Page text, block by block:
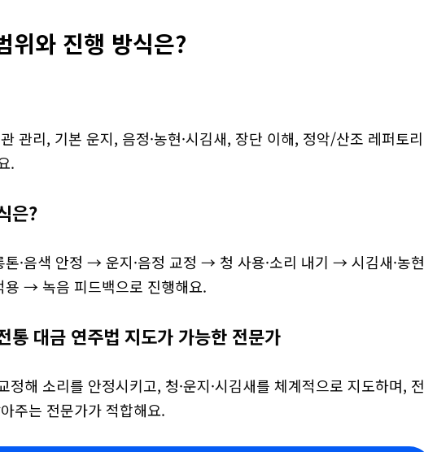
위와 진행 방식은?
관리, 기본 운지, 음정·농현·시김새, 장단 이해, 정악/산조 레퍼토리
.
은?
·음색 안정 → 운지·음정 교정 → 청 사용·소리 내기 → 시김새·농현
→ 녹음 피드백으로 진행해요.
통 대금 연주법 지도가 가능한 전문가
정해 소리를 안정시키고, 청·운지·시김새를 체계적으로 지도하며, 전
주는 전문가가 적합해요.